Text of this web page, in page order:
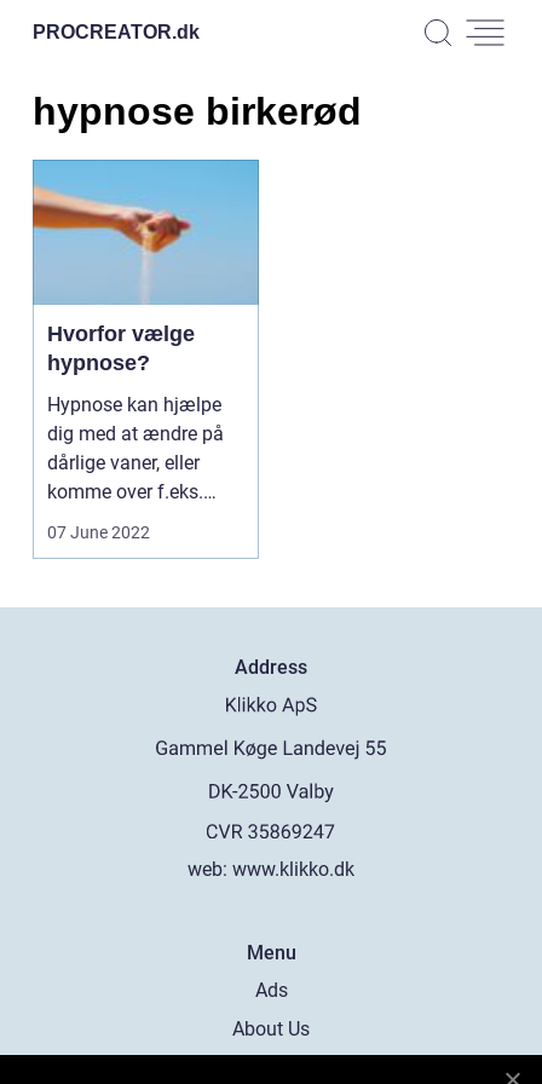
PROCREATOR.dk
hypnose birkerød
Hvorfor vælge
hypnose?
Hypnose kan hjælpe
dig med at ændre på
dårlige vaner, eller
komme over f.eks.
eksamensangst.
07 June 2022
Address
web: www.klikko.dk
Menu
Ads
About Us